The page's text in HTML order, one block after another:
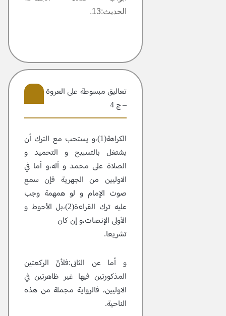
الحديث:13.
تعاليق مبسوطة علی العروة الوثقی
– ج 4
الكراهة(1)،و يستحب مع الترك أن
يشتغل بالتسبيح و التحميد و
الصلاة على محمد و آله،و أما في
الاوليين من الجهرية فإن سمع
صوت الإمام و لو همهمة وجب
عليه ترك القراءة(2)،بل الأحوط و
الأولى الإنصات،و إن كان
تشريعا.
و أما عن الثانى:فلأنّ الركعتين
المذكورتين فيها غير ظاهرتين في
الاوليين، فالرواية مجملة من هذه
الناحية.